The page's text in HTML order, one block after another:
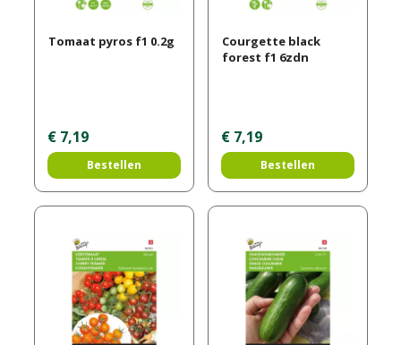
Tomaat pyros f1 0.2g
€ 7,19
Bestellen
Courgette black
forest f1 6zdn
€ 7,19
Bestellen